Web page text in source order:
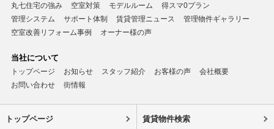
丸七住宅の強み 空室対策 モデルルーム
得スマ0プラン
管理システム
サポート体制 賃貸管理ニュース
管理物件ギャラリー
空室改善リフォーム事例
オーナー様の声
当社について
トップページ お知らせ スタッフ紹介 お客様の声
会社概要
お問い合わせ
街情報
トップページ 賃貸物件検索